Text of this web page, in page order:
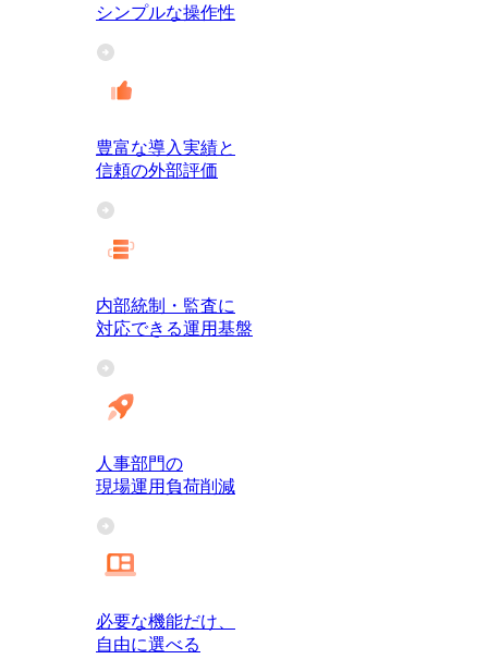
シンプルな操作性
豊富な導入実績と
信頼の外部評価
内部統制・監査に
対応できる運用基盤
人事部門の
現場運用負荷削減
必要な機能だけ、
自由に選べる